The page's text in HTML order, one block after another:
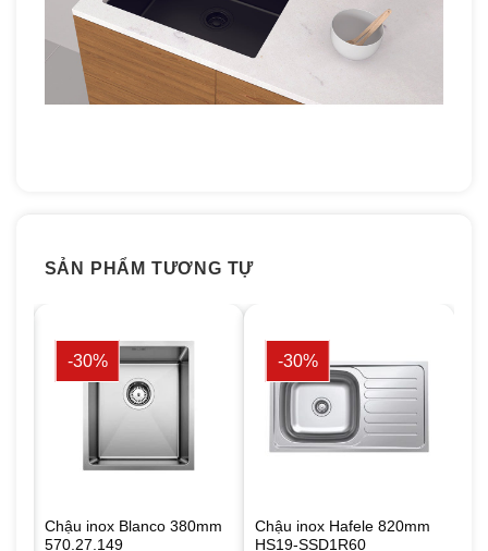
SẢN PHẨM TƯƠNG TỰ
-30%
Chậu inox Blanco 380mm
570.27.149
-30%
Chậu inox Hafele 820mm
HS19-SSD1R60